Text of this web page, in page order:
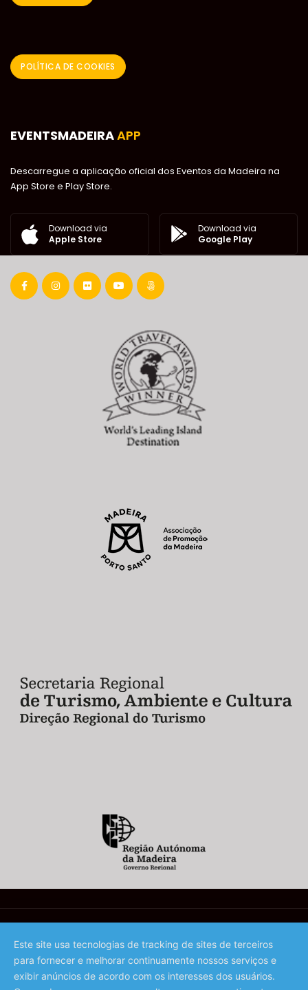
POLÍTICA DE COOKIES
EVENTSMADEIRAAPP
Descarregue a aplicação oficial dos Eventos da Madeira na
App Store e Play Store.
Download via
Apple Store
Download via
Google Play
©️ 2023 - Associação de Promoção da Madeira
Este site usa tecnologias de tracking de sites de terceiros
para fornecer e melhorar continuamente nossos serviços e
exibir anúncios de acordo com os interesses dos usuários.